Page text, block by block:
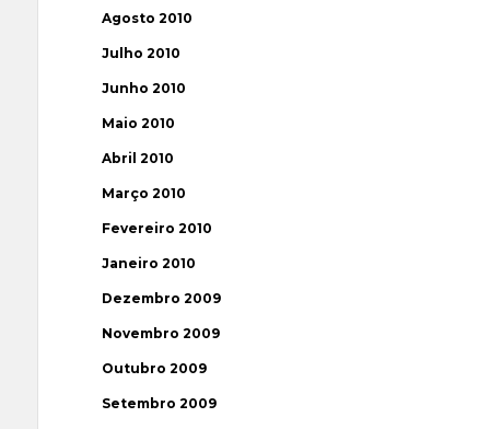
Agosto 2010
Julho 2010
Junho 2010
Maio 2010
Abril 2010
Março 2010
Fevereiro 2010
Janeiro 2010
Dezembro 2009
Novembro 2009
Outubro 2009
Setembro 2009